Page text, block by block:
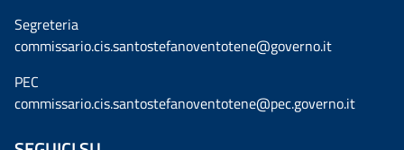
Segreteria
commissario.cis.santostefanoventotene@governo.it
PEC
commissario.cis.santostefanoventotene@pec.governo.it